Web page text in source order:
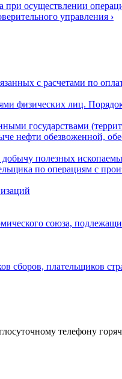
осуществлении
управления ›
с расчетами по
физических лиц.
государствами
нефти обезвоженной,
добычу полезных
по операциям с
союза,
сборов, плательщиков
телефону